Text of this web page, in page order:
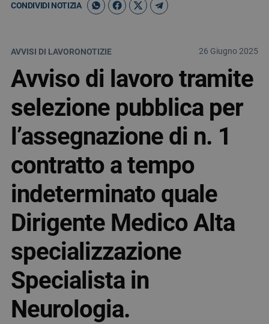
CONDIVIDI NOTIZIA
AVVISI DI LAVORONOTIZIE 26 Giugno 2025
Avviso di lavoro tramite
selezione pubblica per
l’assegnazione di n. 1
contratto a tempo
indeterminato quale
Dirigente Medico Alta
specializzazione
Specialista in
Neurologia.